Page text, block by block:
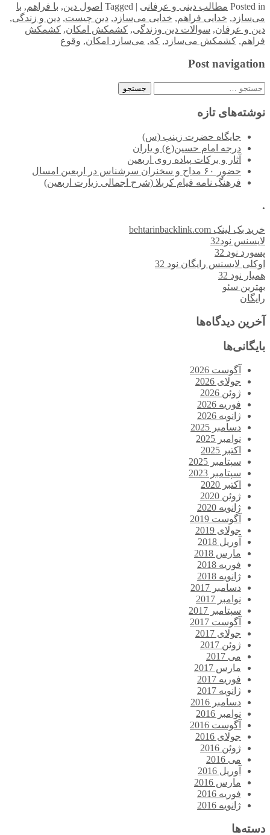
Posted in مطالب دینی و عرفانی |
Tagged اصول دین, با فراهم, با
می‌سازد, خدایی فراهم, خدایی می‌سازد, دین چیست, دین و زندگی,
دین و عرفان, سوالات دین وزندگی, کشمکش امکان, کشمکش
فراهم, کشمکش می‌سازد, که, می‌سازد امکان, وقوع
Post navigation
جستجو
نوشته‌های تازه
جایگاه حضرت زینب (س)
درجه امام حسین(ع) و یاران
آثار و برکات پیاده روی اربعین
حضور ۶۰ مداح و سخنران سرشناس در اربعین امسال
فرهنگ نامه قیام کربلا (شرح اجمالی زیارت اربعین)
.
خرید بک لینک behtarinbacklink.com
لایسنس نود32
پسورد نود 32
اوکلی لایسنس رایگان نود 32
همیار نود 32
بهترین سئو
رایگان
آخرین دیدگاه‌ها
بایگانی‌ها
آگوست 2026
جولای 2026
ژوئن 2026
فوریه 2026
ژانویه 2026
دسامبر 2025
نوامبر 2025
اکتبر 2025
سپتامبر 2025
سپتامبر 2023
اکتبر 2020
ژوئن 2020
ژانویه 2020
آگوست 2019
جولای 2019
آوریل 2018
مارس 2018
فوریه 2018
ژانویه 2018
دسامبر 2017
نوامبر 2017
سپتامبر 2017
آگوست 2017
جولای 2017
ژوئن 2017
می 2017
مارس 2017
فوریه 2017
ژانویه 2017
دسامبر 2016
نوامبر 2016
آگوست 2016
جولای 2016
ژوئن 2016
می 2016
آوریل 2016
مارس 2016
فوریه 2016
ژانویه 2016
دسته‌ها